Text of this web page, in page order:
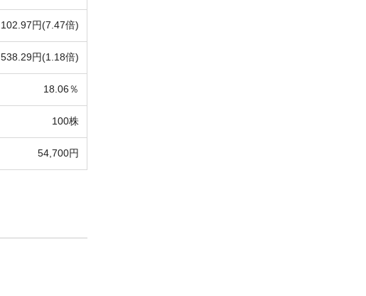
102.97円(7.47倍)
538.29円(1.18倍)
18.06％
100株
54,700円